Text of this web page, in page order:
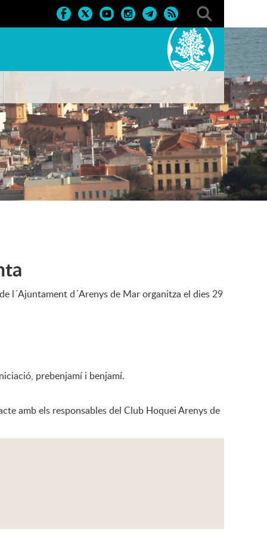
l´Ajuntament d´Arenys de Mar organitza el dies 29
prebenjamí i benjamí.
amb els responsables del Club Hoquei Arenys de